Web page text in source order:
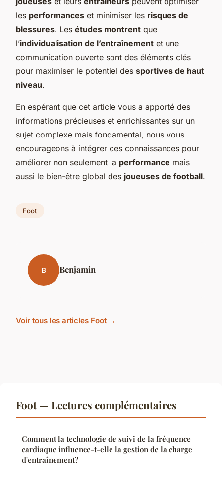
les performances et minimiser les risques de
blessures. Les études montrent que
l’individualisation de l’entraînement et une
communication ouverte sont des éléments clés
pour maximiser le potentiel des sportives de haut
niveau.
En espérant que cet article vous a apporté des
informations précieuses et enrichissantes sur un
sujet complexe mais fondamental, nous vous
encourageons à intégrer ces connaissances pour
améliorer non seulement la performance mais
aussi le bien-être global des joueuses de football.
Foot
B Benjamin
Voir tous les articles Foot →
Foot — Lectures complémentaires
Comment la technologie de suivi de la fréquence
cardiaque influence-t-elle la gestion de la charge
d'entraînement?